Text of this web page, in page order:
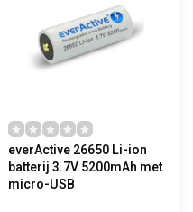
everActive 26650 Li-ion
batterij 3.7V 5200mAh met
micro-USB